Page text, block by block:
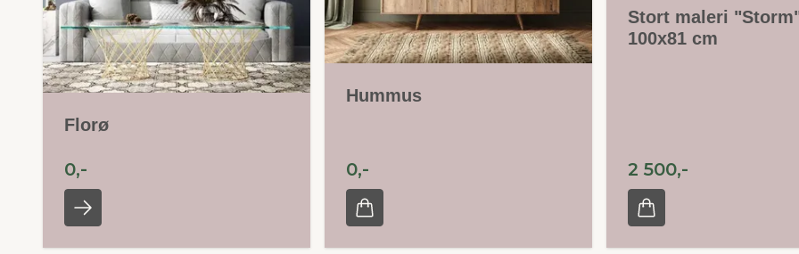
Florø
0,-
Hummus
0,-
Stort maleri
100x81 cm
2 500,-